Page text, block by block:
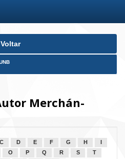
Voltar
Merchán-
C D E F G H
O P Q R S
T